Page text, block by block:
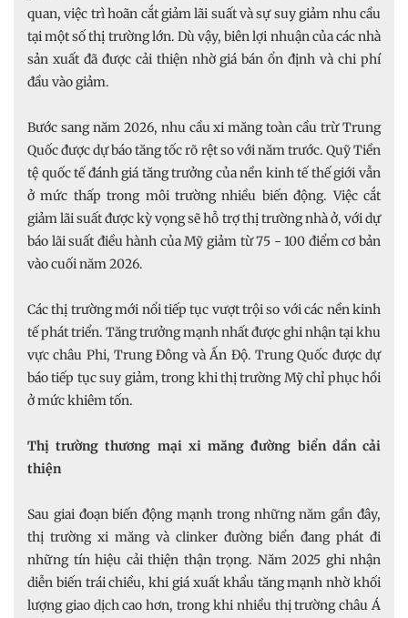
quan, việc trì hoãn cắt giảm lãi suất và sự suy giảm nhu cầu
tại một số thị trường lớn. Dù vậy, biên lợi nhuận của các nhà
sản xuất đã được cải thiện nhờ giá bán ổn định và chi phí
đầu vào giảm.
Bước sang năm 2026, nhu cầu xi măng toàn cầu trừ Trung
Quốc được dự báo tăng tốc rõ rệt so với năm trước. Quỹ Tiền
tệ quốc tế đánh giá tăng trưởng của nền kinh tế thế giới vẫn
ở mức thấp trong môi trường nhiều biến động. Việc cắt
giảm lãi suất được kỳ vọng sẽ hỗ trợ thị trường nhà ở, với dự
báo lãi suất điều hành của Mỹ giảm từ 75 - 100 điểm cơ bản
vào cuối năm 2026.
Các thị trường mới nổi tiếp tục vượt trội so với các nền kinh
tế phát triển. Tăng trưởng mạnh nhất được ghi nhận tại khu
vực châu Phi, Trung Đông và Ấn Độ. Trung Quốc được dự
báo tiếp tục suy giảm, trong khi thị trường Mỹ chỉ phục hồi
ở mức khiêm tốn.
Thị trường thương mại xi măng đường biển dần cải
thiện
Sau giai đoạn biến động mạnh trong những năm gần đây,
thị trường xi măng và clinker đường biển đang phát đi
những tín hiệu cải thiện thận trọng. Năm 2025 ghi nhận
diễn biến trái chiều, khi giá xuất khẩu tăng mạnh nhờ khối
lượng giao dịch cao hơn, trong khi nhiều thị trường châu Á